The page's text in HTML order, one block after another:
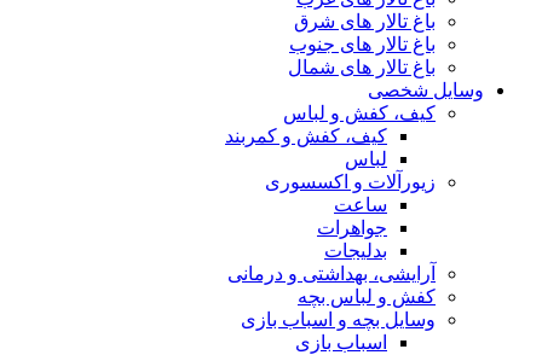
باغ تالار های شرق
باغ تالار های جنوب
باغ تالار های شمال
وسایل شخصی
کیف، کفش و لباس
کیف، کفش و کمربند
لباس
زیورآلات و اکسسوری
ساعت
جواهرات
بدلیجات
آرایشی، بهداشتی و درمانی
کفش و لباس بچه
وسایل بچه و اسباب بازی
اسباب بازی